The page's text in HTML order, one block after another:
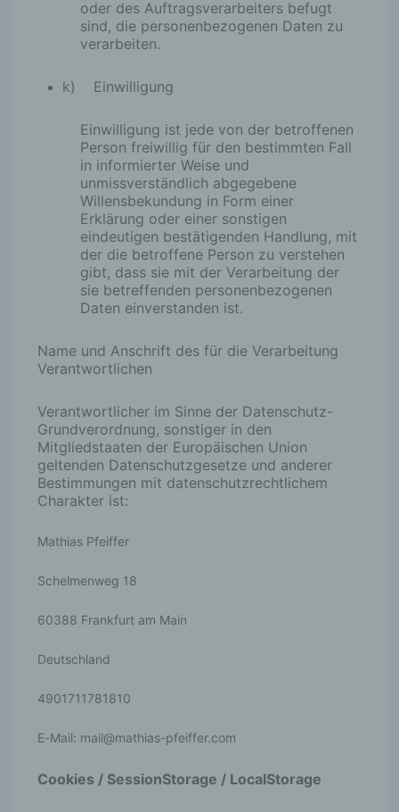
oder des Auftragsverarbeiters befugt
sind, die personenbezogenen Daten zu
verarbeiten.
k) Einwilligung
Einwilligung ist jede von der betroffenen
Person freiwillig für den bestimmten Fall
in informierter Weise und
unmissverständlich abgegebene
Willensbekundung in Form einer
Erklärung oder einer sonstigen
eindeutigen bestätigenden Handlung, mit
der die betroffene Person zu verstehen
gibt, dass sie mit der Verarbeitung der
sie betreffenden personenbezogenen
Daten einverstanden ist.
Name und Anschrift des für die Verarbeitung
Verantwortlichen
Verantwortlicher im Sinne der Datenschutz-
Grundverordnung, sonstiger in den
Mitgliedstaaten der Europäischen Union
geltenden Datenschutzgesetze und anderer
Bestimmungen mit datenschutzrechtlichem
Charakter ist:
Mathias Pfeiffer
Schelmenweg 18
60388 Frankfurt am Main
Deutschland
4901711781810
E-Mail: mail@mathias-pfeiffer.com
Cookies / SessionStorage / LocalStorage